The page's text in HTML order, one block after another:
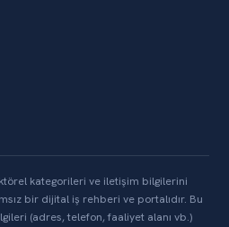
kategorileri ve iletişim bilgilerini
bir dijital iş rehberi ve portalıdır. Bu
(adres, telefon, faaliyet alanı vb.)